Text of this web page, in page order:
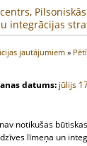
integrācijas
jautājumiem »
datums: jūlijs
notikušas
līmeņa un